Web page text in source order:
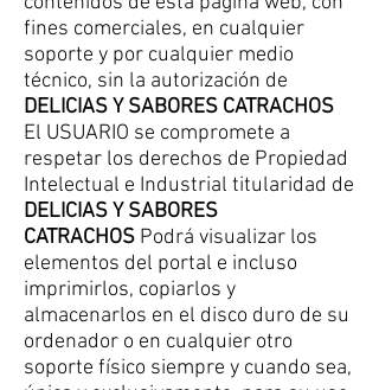
fines comerciales, en cualquier
soporte y por cualquier medio
técnico, sin la autorización de
DELICIAS Y SABORES CATRACHOS
El USUARIO se compromete a
respetar los derechos de Propiedad
Intelectual e Industrial titularidad de
DELICIAS Y SABORES
CATRACHOS Podrá visualizar los
elementos del portal e incluso
imprimirlos, copiarlos y
almacenarlos en el disco duro de su
ordenador o en cualquier otro
soporte físico siempre y cuando sea,